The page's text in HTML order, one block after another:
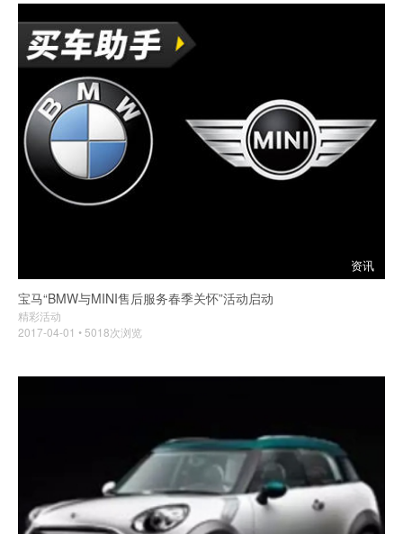
资讯
宝马“BMW与MINI售后服务春季关怀”活动启动
精彩活动
2017-04-01 • 5018次浏览